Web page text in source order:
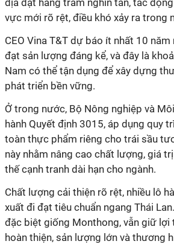
địa đạt hàng trăm nghìn tấn, tác
vực mới rõ rệt, điều khó xảy ra trong
CEO Vina T&T dự báo ít nhất 10
đạt sản lượng đáng kể, và đây là
Nam có thể tận dụng để xây dựng
phát triển bền vững.
Ở trong nước, Bộ Nông nghiệp và
hành Quyết định 3015, áp dụng quy
toàn thực phẩm riêng cho trái sầu
này nhằm nâng cao chất lượng, giá
thế cạnh tranh dài hạn cho ngành.
Chất lượng cải thiện rõ rệt, nhiều lô
xuất đi đạt tiêu chuẩn ngang Thái
đặc biệt giống Monthong, vẫn giữ lợi
hoàn thiện, sản lượng lớn và thương